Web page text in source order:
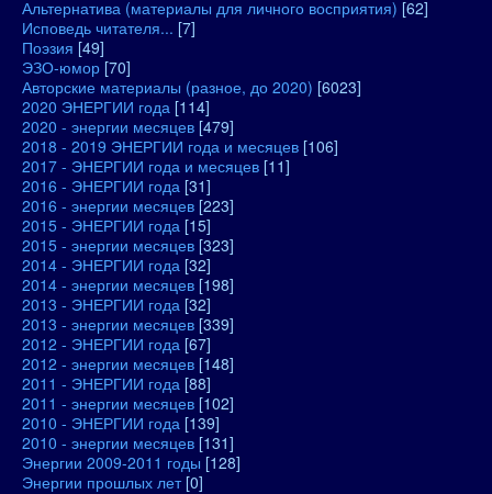
Альтернатива (материалы для личного восприятия) [62]
Исповедь читателя... [7]
Поэзия [49]
ЭЗО-юмор [70]
Авторские материалы (разное, до 2020) [6023]
2020 ЭНЕРГИИ года [114]
2020 - энергии месяцев [479]
2018 - 2019 ЭНЕРГИИ года и месяцев [106]
2017 - ЭНЕРГИИ года и месяцев [11]
2016 - ЭНЕРГИИ года [31]
2016 - энергии месяцев [223]
2015 - ЭНЕРГИИ года [15]
2015 - энергии месяцев [323]
2014 - ЭНЕРГИИ года [32]
2014 - энергии месяцев [198]
2013 - ЭНЕРГИИ года [32]
2013 - энергии месяцев [339]
2012 - ЭНЕРГИИ года [67]
2012 - энергии месяцев [148]
2011 - ЭНЕРГИИ года [88]
2011 - энергии месяцев [102]
2010 - ЭНЕРГИИ года [139]
2010 - энергии месяцев [131]
Энергии 2009-2011 годы [128]
Энергии прошлых лет [0]